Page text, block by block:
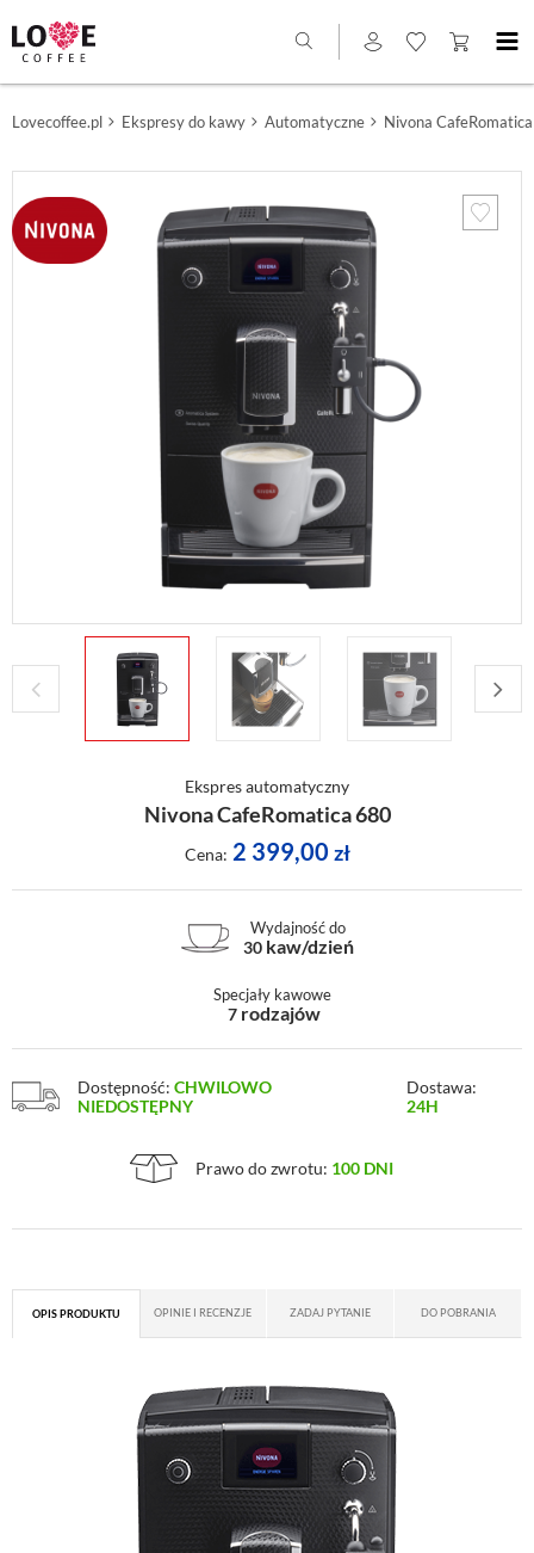
Lovecoffee.pl Ekspresy do kawy Automatyczne Nivona
Ekspres automatyczny
Nivona CafeRomatica 680
Cena: 2 399,00 zł
Wydajność do
30 kaw/dzień
Specjały kawowe
7 rodzajów
Dostępność: CHWILOWO
NIEDOSTĘPNY
Dostawa:
24H
Prawo do zwrotu: 100 DNI
OPIS PRODUKTU OPINIE I RECENZJE ZADAJ PYTANIE DO POBRANIA